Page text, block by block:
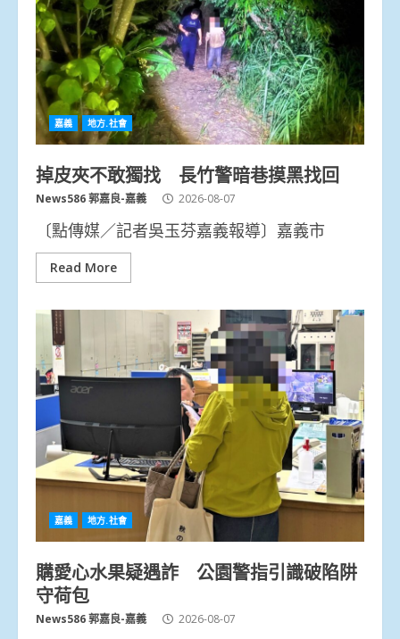
嘉義 地方.社會
掉皮夾不敢獨找 長竹警暗巷摸黑找回
News586 郭嘉良-嘉義 2026-08-07
〔點傳媒／記者吳玉芬嘉義報導〕嘉義市
Read More
嘉義 地方.社會
購愛心水果疑遇詐 公園警指引識破陷阱
守荷包
News586 郭嘉良-嘉義 2026-08-07